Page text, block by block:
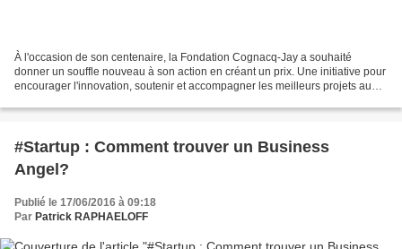
À l'occasion de son centenaire, la Fondation Cognacq-Jay a souhaité
donner un souffle nouveau à son action en créant un prix. Une initiative pour
encourager l'innovation, soutenir et accompagner les meilleurs projets au
#Startup : Comment trouver un Business
Angel?
Publié le 17/06/2016 à 09:18
Par Patrick RAPHAELOFF